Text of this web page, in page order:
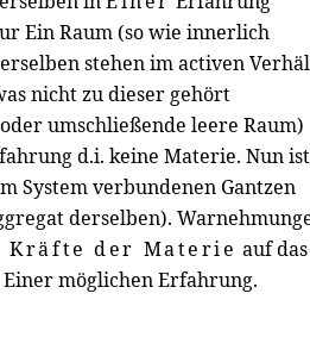
Ein Raum (so wie innerlich
stehen im activen
nicht zu dieser gehört
umschließende leere Raum)
d.i. keine Materie. Nun ist
System verbundenen Gantzen
derselben).
Kräfte der Materie auf das
möglichen Erfahrung.